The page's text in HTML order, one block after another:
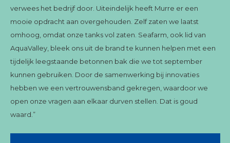
verwees het bedrijf door. Uiteindelijk heeft Murre er een
mooie opdracht aan overgehouden. Zelf zaten we laatst
omhoog, omdat onze tanks vol zaten. Seafarm, ook lid van
AquaValley, bleek ons uit de brand te kunnen helpen met een
tijdelijk leegstaande betonnen bak die we tot september
kunnen gebruiken. Door de samenwerking bij innovaties
hebben we een vertrouwensband gekregen, waardoor we
open onze vragen aan elkaar durven stellen. Dat is goud
waard.”